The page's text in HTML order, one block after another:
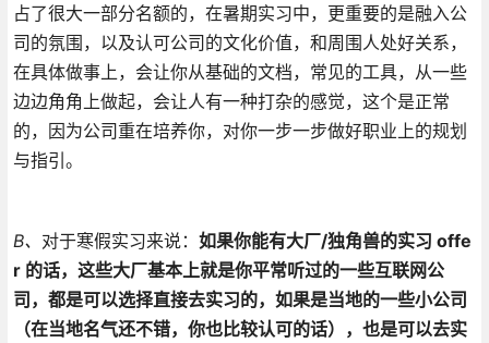
占了很大一部分名额的，在暑期实习中，更重要的是融入公
司的氛围，以及认可公司的文化价值，和周围人处好关系，
在具体做事上，会让你从基础的文档，常见的工具，从一些
边边角角上做起，会让人有一种打杂的感觉，这个是正常
的，因为公司重在培养你，对你一步一步做好职业上的规划
与指引。
B、 对于寒假实习来说： 如果你能有大厂/独角兽的实习 offe
r 的话，这些大厂基本上就是你平常听过的一些互联网公
司，都是可以选择直接去实习的，如果是当地的一些小公司
（在当地名气还不错，你也比较认可的话），也是可以去实